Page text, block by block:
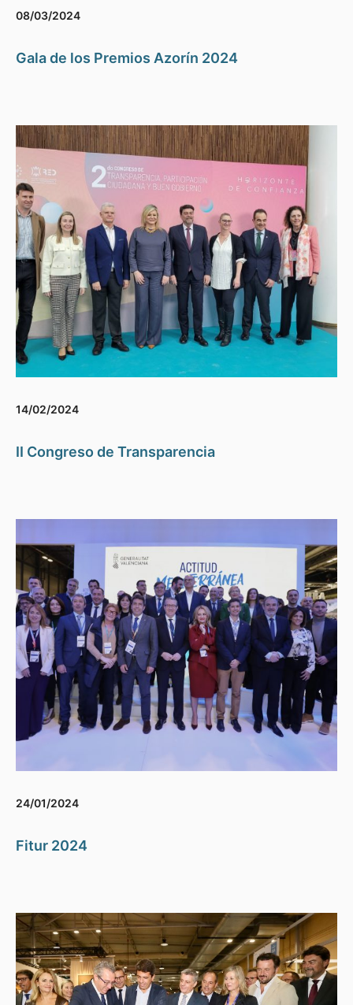
08/03/2024
Gala de los Premios Azorín 2024
14/02/2024
II Congreso de Transparencia
24/01/2024
Fitur 2024